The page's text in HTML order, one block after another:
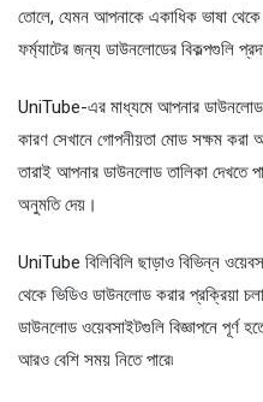
তোলে, যেমন আপনাকে একাধিক ভাষা
ফর্ম্যাটের জন্য ডাউনলোডের বিকল্পগুলি
UniTube-এর মাধ্যমে আপনার ডাউনলোড
কারণ সেখানে গোপনীয়তা মোড সক্ষম করা
তারাই আপনার ডাউনলোড তালিকা দেখতে
অনুমতি দেয়।
UniTube বিলিবিলি ছাড়াও বিভিন্ন
থেকে ভিডিও ডাউনলোড করার প্রক্রিয়া
ডাউনলোড ওয়েবসাইটগুলি বিজ্ঞাপনে পূর্ণ
আরও বেশি সময় নিতে পারে৷